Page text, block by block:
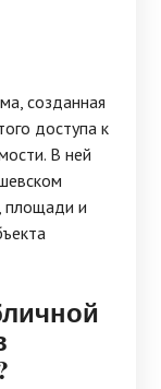
созданная
доступа к
В ней
площади и